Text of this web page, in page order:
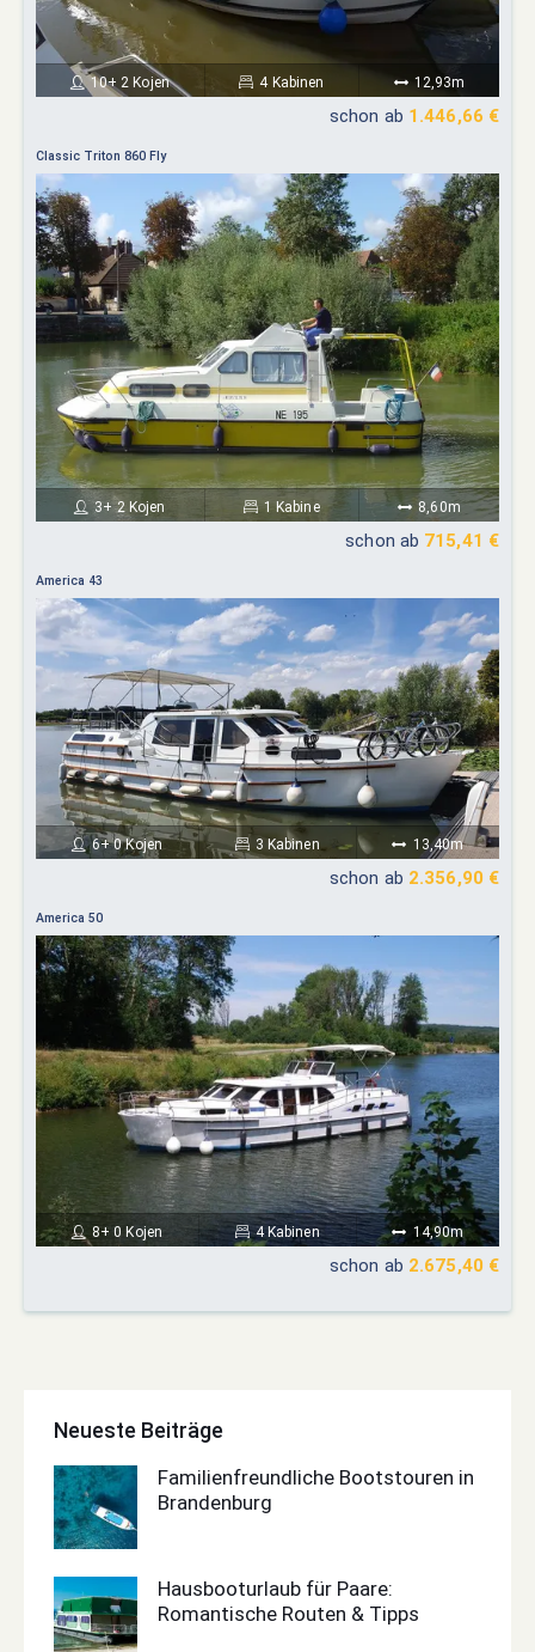
10+ 2 Kojen 4 Kabinen 12,93m
schon ab 1.446,66 €
Classic Triton 860 Fly
3+ 2 Kojen 1 Kabine 8,60m
schon ab 715,41 €
America 43
6+ 0 Kojen 3 Kabinen 13,40m
schon ab 2.356,90 €
America 50
8+ 0 Kojen 4 Kabinen 14,90m
schon ab 2.675,40 €
Neueste Beiträge
Familienfreundliche Bootstouren in
Brandenburg
Hausbooturlaub für Paare:
Romantische Routen & Tipps